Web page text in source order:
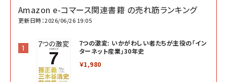
Amazon e-コマース関連書籍 の売れ筋ランキング
更新日時：2026/06/26 19:05
7つの激変: いかがわしい者たちが主役の「イン
ターネット産業」30年史
￥1,980